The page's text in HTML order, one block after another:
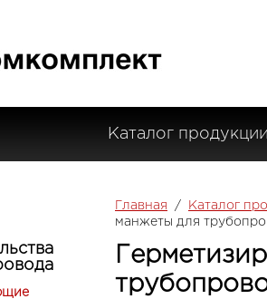
Каталог
Главная /
Каталог
манжеты для